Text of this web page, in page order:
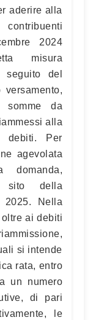
aderire alla
2024
misura
seguito del
somme da
alla
debiti. Per
agevolata
domanda,
sito della
Nella
ai debiti
si intende
rata, entro
un numero
di pari
le